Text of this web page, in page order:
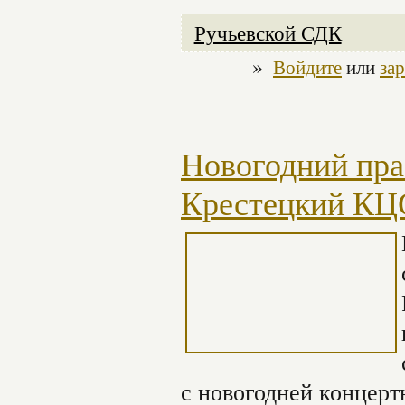
Ручьевской СДК
» Войдитеили
Новогодний
Крестецкий
с новогодней